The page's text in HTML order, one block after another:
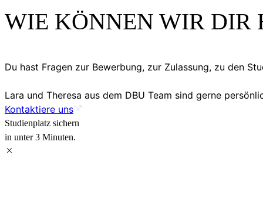
WIE KÖNNEN WIR DIR
Du hast Fragen zur Bewerbung, zur Zulassung, zu den
Lara und Theresa aus dem DBU Team sind gerne
Kontaktiere uns
Studienplatz sichern
in unter 3 Minuten.